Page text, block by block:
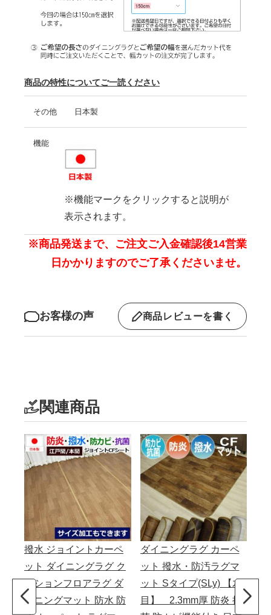
商品の特性についてご一読ください
その他 日本製
機能
※機能マークをクリックすると説明が
表示されます。
※商品発送まで、ご注文ご入金確認後14営業
日かかりますのでご了承くださいませ。
お客様の声 商品レビューを書く
関連商品
撥水 ジョイントカーペ
ット ダイニングラグ ク
ッションフロアラグ ダ
イニングマット 防水 防
ダイニングラグ カーペ
ット 撥水・防汚ラグマ
ット Sタイプ(SLy) 【木
目】 2.3mm厚 防炎 抗